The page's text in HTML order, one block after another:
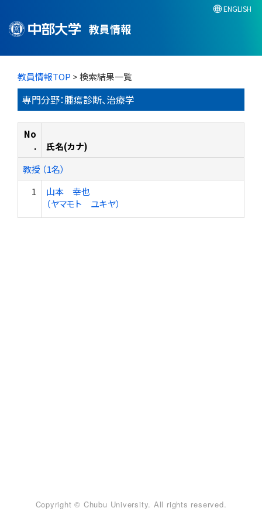
教員情報
ENGLISH
教員情報TOP > 検索結果一覧
専門分野：腫瘍診断、治療学
No
.
氏名(カナ)
教授 （1名）
1
山本 幸也
（ヤマモト ユキヤ）
Copyright © Chubu University. All rights reserved.